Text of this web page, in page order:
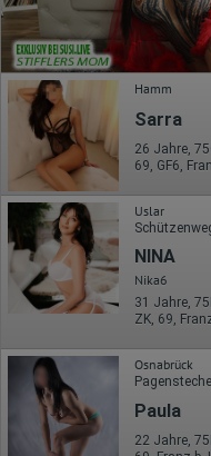
Hamm
Sarra
Uslar
NINA
Nika6
Osnabrück
Paula